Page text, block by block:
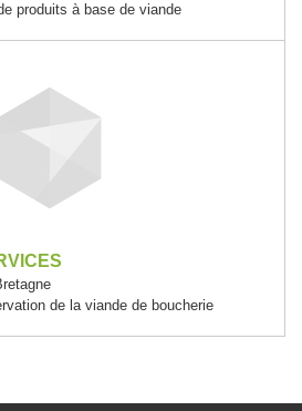
produits à base de viande
de la viande de boucherie